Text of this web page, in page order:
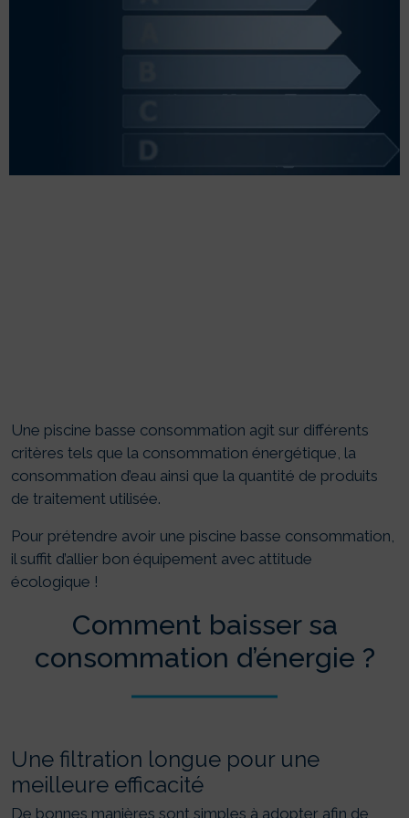
Une piscine basse consommation agit sur différents
critères tels que la consommation énergétique, la
consommation d’eau ainsi que la quantité de produits
de traitement utilisée.
Pour prétendre avoir une piscine basse consommation,
il suffit d’allier bon équipement avec attitude
écologique !
Comment baisser sa
consommation d’énergie ?
Une filtration longue pour une
meilleure efficacité
De bonnes manières sont simples à adopter afin de